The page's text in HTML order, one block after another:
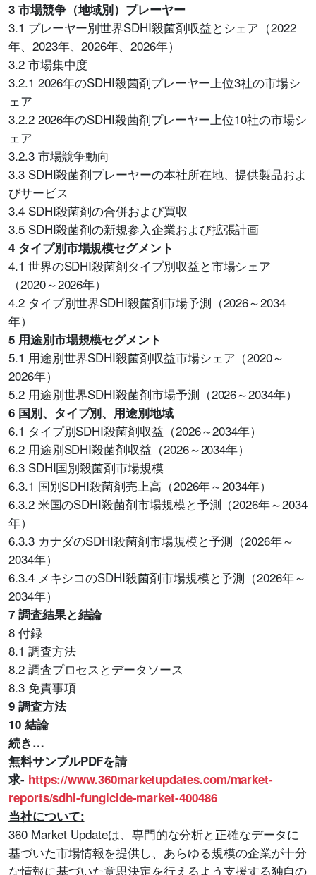
3 市場競争（地域別）プレーヤー
3.1 プレーヤー別世界SDHI殺菌剤収益とシェア（2022
年、2023年、2026年、2026年）
3.2 市場集中度
3.2.1 2026年のSDHI殺菌剤プレーヤー上位3社の市場シ
ェア
3.2.2 2026年のSDHI殺菌剤プレーヤー上位10社の市場シ
ェア
3.2.3 市場競争動向
3.3 SDHI殺菌剤プレーヤーの本社所在地、提供製品およ
びサービス
3.4 SDHI殺菌剤の合併および買収
3.5 SDHI殺菌剤の新規参入企業および拡張計画
4 タイプ別市場規模セグメント
4.1 世界のSDHI殺菌剤タイプ別収益と市場シェア
（2020～2026年）
4.2 タイプ別世界SDHI殺菌剤市場予測（2026～2034
年）
5 用途別市場規模セグメント
5.1 用途別世界SDHI殺菌剤収益市場シェア（2020～
2026年）
5.2 用途別世界SDHI殺菌剤市場予測（2026～2034年）
6 国別、タイプ別、用途別地域
6.1 タイプ別SDHI殺菌剤収益（2026～2034年）
6.2 用途別SDHI殺菌剤収益（2026～2034年）
6.3 SDHI国別殺菌剤市場規模
6.3.1 国別SDHI殺菌剤売上高（2026年～2034年）
6.3.2 米国のSDHI殺菌剤市場規模と予測（2026年～2034
年）
6.3.3 カナダのSDHI殺菌剤市場規模と予測（2026年～
2034年）
6.3.4 メキシコのSDHI殺菌剤市場規模と予測（2026年～
2034年）
7 調査結果と結論
8 付録
8.1 調査方法
8.2 調査プロセスとデータソース
8.3 免責事項
9 調査方法
10 結論
続き…
無料サンプルPDFを請
求- https://www.360marketupdates.com/market-
reports/sdhi-fungicide-market-400486
当社について:
360 Market Updateは、専門的な分析と正確なデータに
基づいた市場情報を提供し、あらゆる規模の企業が十分
な情報に基づいた意思決定を行えるよう支援する独自の